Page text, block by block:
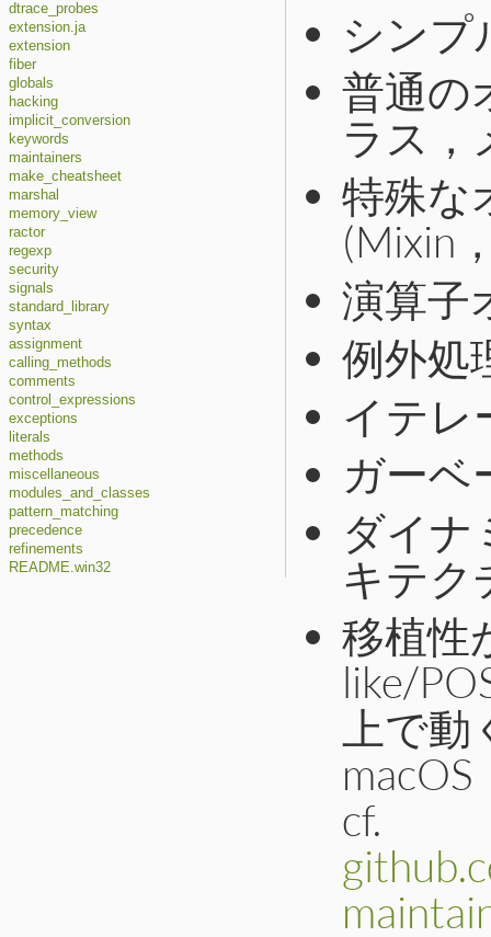
dtrace_probes
extension.ja
extension
fiber
globals
hacking
implicit_conversion
keywords
maintainers
make_cheatsheet
marshal
memory_view
ractor
regexp
security
signals
standard_library
syntax
assignment
calling_methods
comments
control_expressions
exceptions
literals
methods
miscellaneous
modules_and_classes
pattern_matching
precedence
refinements
README.win32
シンプ
普通の
ラス，
特殊な
(Mixin
演算子
例外処
イテレ
ガーベ
ダイナ
キテク
移植性
like/
上で
cf.